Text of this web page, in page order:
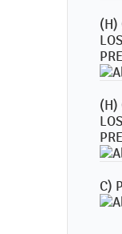
(H)
(H)
C)